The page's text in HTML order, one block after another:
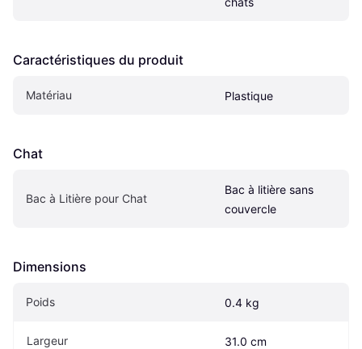
Caractéristiques du produit
Matériau Plastique
Chat
Bac à Litière pour Chat
Bac à litière sans
couvercle
Dimensions
Poids 0.4 kg
Largeur 31.0 cm